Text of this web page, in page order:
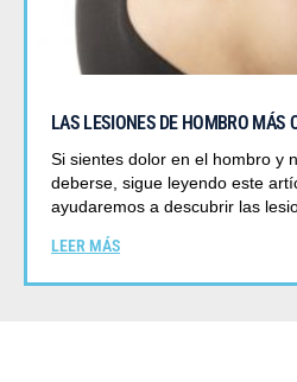
LAS LESIONES DE HOMBRO MÁS
Si sientes dolor en el hombro y
deberse, sigue leyendo este
ayudaremos a descubrir las
LEER MÁS